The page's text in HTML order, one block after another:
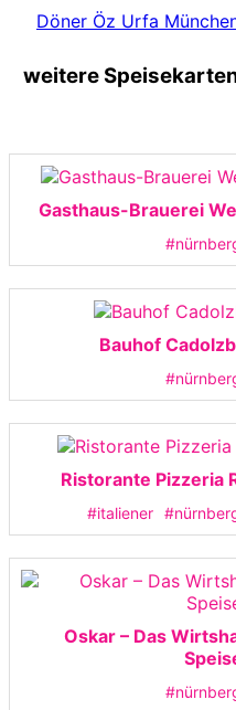
Döner Öz Urfa
weitere
Gasthaus-Brauerei
Bauhof
Ristorante Pizzeria
#italiener
Oskar – Das